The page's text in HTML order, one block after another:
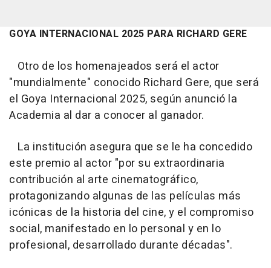
GOYA INTERNACIONAL 2025 PARA RICHARD GERE
Otro de los homenajeados será el actor
"mundialmente" conocido Richard Gere, que será
el Goya Internacional 2025, según anunció la
Academia al dar a conocer al ganador.
La institución asegura que se le ha concedido
este premio al actor "por su extraordinaria
contribución al arte cinematográfico,
protagonizando algunas de las películas más
icónicas de la historia del cine, y el compromiso
social, manifestado en lo personal y en lo
profesional, desarrollado durante décadas".